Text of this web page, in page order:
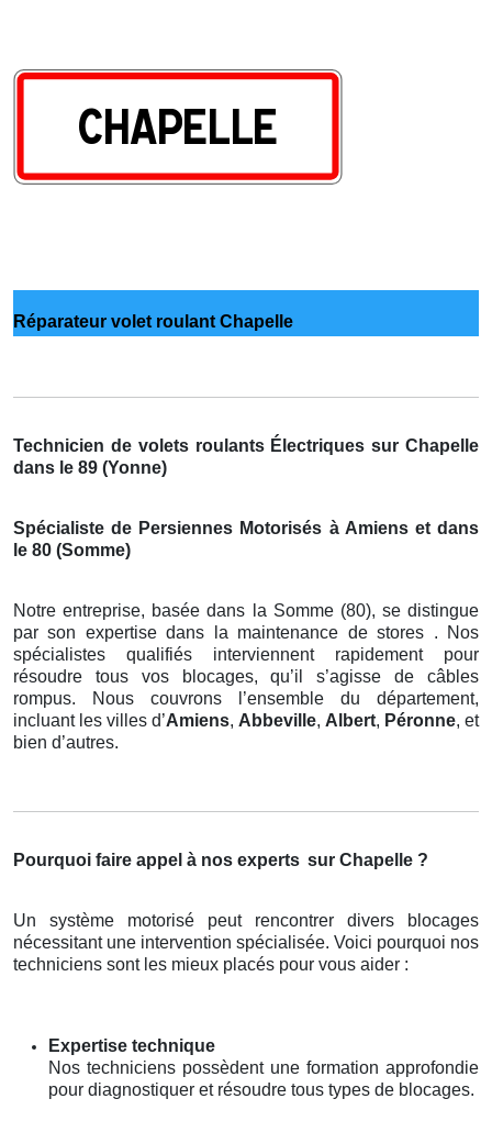
Réparateur volet roulant Chapelle
Technicien de volets roulants Électriques sur Chapelle
dans le 89 (Yonne)
Spécialiste de Persiennes Motorisés à Amiens et dans
le 80 (Somme)
Notre entreprise, basée dans la Somme (80), se distingue
par son expertise dans la maintenance de stores . Nos
spécialistes qualifiés interviennent rapidement pour
résoudre tous vos blocages, qu’il s’agisse de câbles
rompus. Nous couvrons l’ensemble du département,
incluant les villes d’Amiens, Abbeville, Albert, Péronne, et
bien d’autres.
Pourquoi faire appel à nos experts sur Chapelle ?
Un système motorisé peut rencontrer divers blocages
nécessitant une intervention spécialisée. Voici pourquoi nos
techniciens sont les mieux placés pour vous aider :
Expertise technique
Nos techniciens possèdent une formation approfondie
pour diagnostiquer et résoudre tous types de blocages.